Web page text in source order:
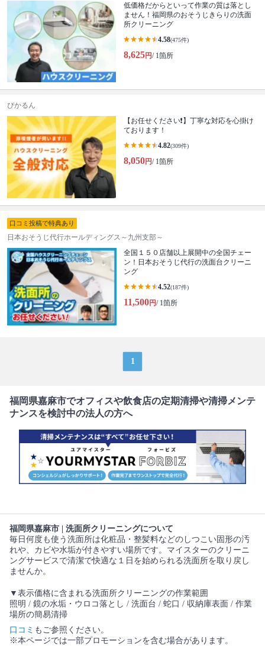
低価格だからといって作業の質は落とし
ません！福岡県のおそうじきらりの洗面
所クリーニング
4.58(475件)
8,625円/ 1箇所
ぴかるん
【お任せください❗️】丁寧な対応を心掛け
ております！
4.82(309件)
8,050円/ 1箇所
口コミ投稿で特典あり
日本おそうじ代行ホールディングス～九州支部～
全国１５０店舗以上展開中の全国チェー
ン！日本おそうじ代行の洗面台クリーニ
ング
4.52(187件)
11,500円/ 1箇所
1
福岡県嘉麻市でオフィスや飲食店の定期清掃や清掃メンテ
ナンスを検討中の法人の方へ
福岡県嘉麻市 | 洗面所クリーニングについて
毎日何度も使う洗面所は化粧品・整髪料などのしつこい固形の汚
れや、カビや水垢が付きやすい場所です。マイスターのクリーニ
ングサービスで清潔で快適な１日を始められる洗面所を取り戻し
ませんか。
▼表示価格に含まれる洗面所クリーニングの作業範囲
照明 / 鏡の水垢・ウロコ落とし / 洗面台 / 蛇口 / 収納庫表面 / 作業
場所の簡易清掃
口コミ もご参照ください。
※本ページでは一部プロモーションを含む場合があります。